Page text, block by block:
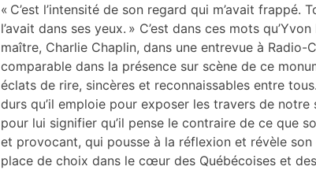
« C’est l’intensité de son regard qui m’avait
l’avait dans ses yeux. » C’est dans ces mots
maître, Charlie Chaplin, dans une entrevue à
comparable dans la présence sur scène de ce
éclats de rire, sincères et reconnaissables entre
durs qu’il emploie pour exposer les travers de
pour lui signifier qu’il pense le contraire de ce que
et provocant, qui pousse à la réflexion et révèle son
place de choix dans le cœur des Québécoises et